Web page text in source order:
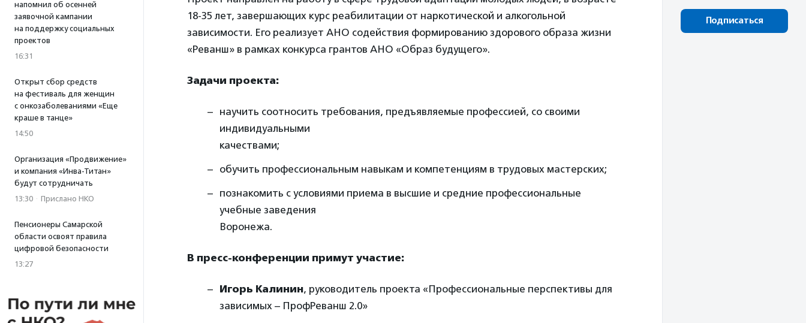
напомнил об осенней
заявочной кампании
на поддержку социальных
проектов
16:31
Открыт сбор средств
на фестиваль для женщин
с онкозаболеваниями «Еще
краше в танце»
14:50
Организация «Продвижение»
и компания «Инва-Титан»
будут сотрудничать
13:30 · Прислано НКО
Пенсионеры Самарской
области освоят правила
цифровой безопасности
13:27
18-35 лет, завершающих курс реабилитации от наркотической и алкогольной
зависимости. Его реализует АНО содействия формированию здорового образа жизни
«Реванш» в рамках конкурса грантов АНО «Образ будущего».
Задачи проекта:
научить соотносить требования, предъявляемые профессией, со своими
индивидуальными
качествами;
обучить профессиональным навыкам и компетенциям в трудовых мастерских;
познакомить с условиями приема в высшие и средние профессиональные
учебные заведения
Воронежа.
В пресс-конференции примут участие:
Игорь Калинин, руководитель проекта «Профессиональные перспективы для
зависимых – ПрофРеванш 2.0»
Подписаться